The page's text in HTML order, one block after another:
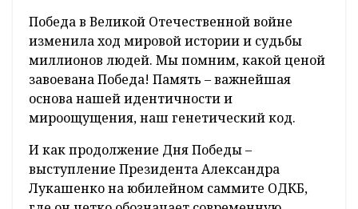
Победа в Великой Отечественной войне
изменила ход мировой истории и судьбы
миллионов людей. Мы помним, какой ценой
завоевана Победа! Память – важнейшая
основа нашей идентичности и
мироощущения, наш генетический код.
И как продолжение Дня Победы –
выступление Президента Александра
Лукашенко на юбилейном саммите ОДКБ,